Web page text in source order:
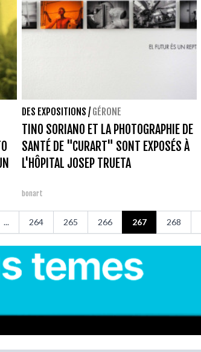
DES EXPOSITIONS / GÉRONE
TINO SORIANO ET LA PHOTOGRAPHIE DE
SANTÉ DE "CURART" SONT EXPOSÉS À
L'HÔPITAL JOSEP TRUETA
bonart
... 264 265 266 267 268